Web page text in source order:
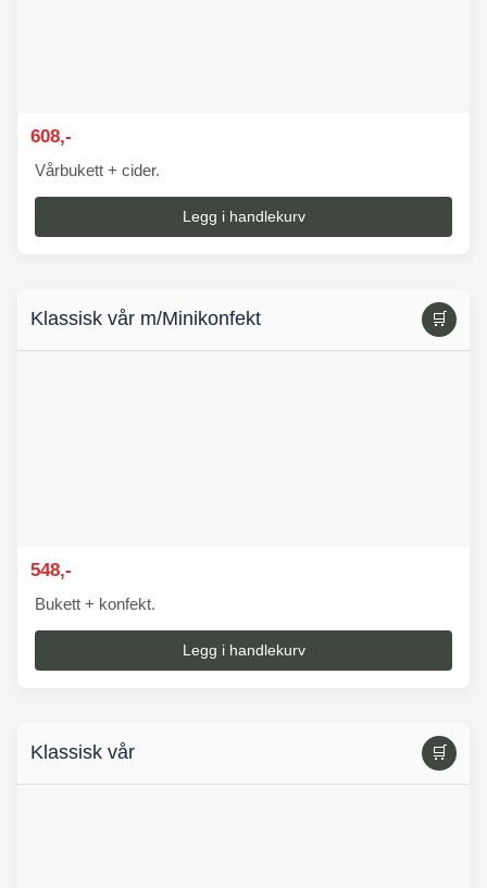
608,-
Vårbukett + cider.
Legg i handlekurv
Klassisk vår m/Minikonfekt 🛒
548,-
Bukett + konfekt.
Legg i handlekurv
Klassisk vår 🛒